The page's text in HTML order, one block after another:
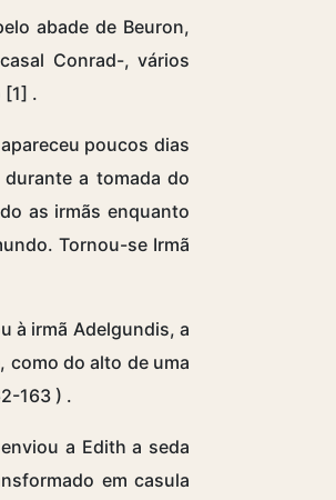
abade de Beuron,
Conrad-, vários
[1] .
poucos dias
a tomada do
as irmãs enquanto
Tornou-se Irmã
à irmã Adelgundis, a
como do alto de uma
163 ) .
a Edith a seda
em casula